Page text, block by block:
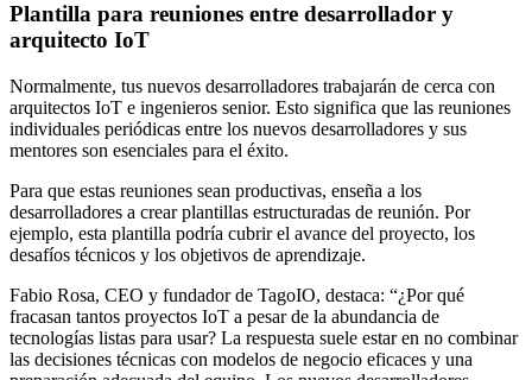
Plantilla para reuniones entre desarrollador y
arquitecto IoT
Normalmente, tus nuevos desarrolladores trabajarán de cerca con
arquitectos IoT e ingenieros senior. Esto significa que las reuniones
individuales periódicas entre los nuevos desarrolladores y sus
mentores son esenciales para el éxito.
Para que estas reuniones sean productivas, enseña a los
desarrolladores a crear plantillas estructuradas de reunión. Por
ejemplo, esta plantilla podría cubrir el avance del proyecto, los
desafíos técnicos y los objetivos de aprendizaje.
Fabio Rosa, CEO y fundador de TagoIO, destaca: “¿Por qué
fracasan tantos proyectos IoT a pesar de la abundancia de
tecnologías listas para usar? La respuesta suele estar en no combinar
las decisiones técnicas con modelos de negocio eficaces y una